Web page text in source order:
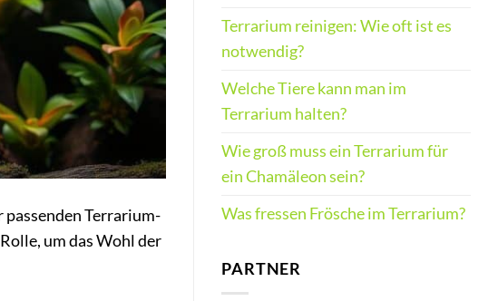
Terrarium-
um das Wohl der
Terrarium reinigen: Wie oft ist es
notwendig?
Welche Tiere kann man im
Terrarium halten?
Wie groß muss ein Terrarium für
ein Chamäleon sein?
Was fressen Frösche im Terrarium?
PARTNER